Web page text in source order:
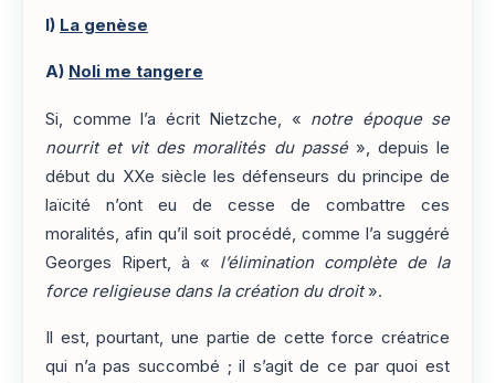
I) La genèse
A) Noli me tangere
Si, comme l’a écrit Nietzche, « notre époque se
nourrit et vit des moralités du passé», depuis le
début du XXe siècle les défenseurs du principe de
laïcité n’ont eu de cesse de combattre ces
moralités, afin qu’il soit procédé, comme l’a suggéré
Georges Ripert, à « l’élimination complète de la
force religieuse dans la création du droit».
Il est, pourtant, une partie de cette force créatrice
qui n’a pas succombé ; il s’agit de ce par quoi est